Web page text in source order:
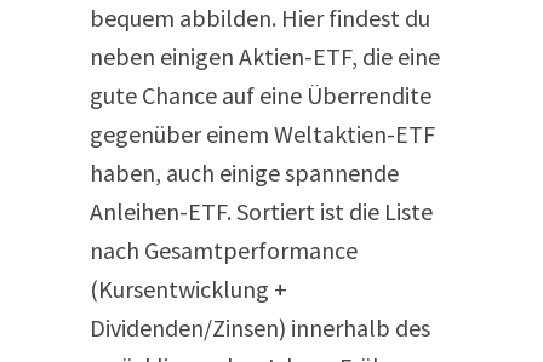
bequem abbilden. Hier findest du
neben einigen Aktien-ETF, die eine
gute Chance auf eine Überrendite
gegenüber einem Weltaktien-ETF
haben, auch einige spannende
Anleihen-ETF. Sortiert ist die Liste
nach Gesamtperformance
(Kursentwicklung +
Dividenden/Zinsen) innerhalb des